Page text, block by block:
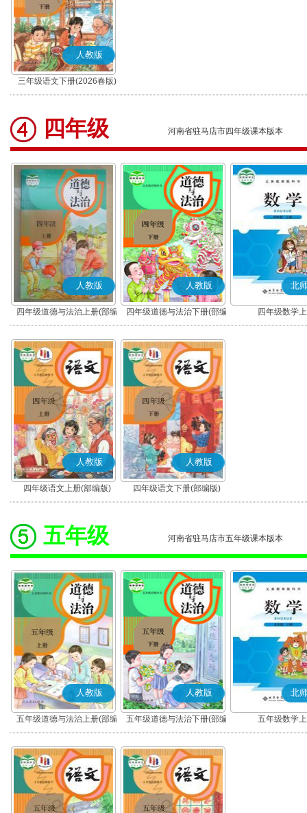
人教版
三年级语文下册(2026春版)
(部编版)
四年级 河南省驻马店市四年级课本版本
人教版
四年级道德与法治上册(部编
版)
人教版
四年级道德与法治下册(部编
版)
北
四年级数学
人教版
四年级语文上册(部编版)
人教版
四年级语文下册(部编版)
五年级 河南省驻马店市五年级课本版本
人教版
五年级道德与法治上册(部编
版)
人教版
五年级道德与法治下册(部编
版)
北
五年级数学